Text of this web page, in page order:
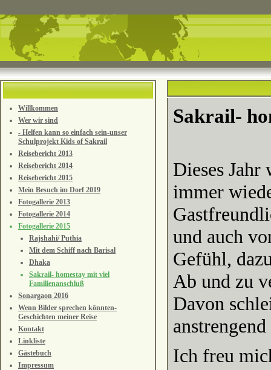
Willkommen
Wer wir sind
- Helfen kann so einfach sein-unser
Schulprojekt Kids of Sakrail
Reisebericht 2013
Reisebericht 2014
Reisebericht 2015
Mein Besuch im Dorf 2019
Fotogallerie 2013
Fotogallerie 2014
Fotogallerie 2015
Rajshahi/ Puthia
Mit dem Schiff nach Barisal
Dhaka
Sakrail- homestay mit viel
Familienanschluß
Sonargaon 2016
Wenn Bilder sprechen könnten-
Geschichten meiner Reise
Kontakt
Linkliste
Gästebuch
Impressum
Sakrail-
Dieses
immer
und auch
Gefühl,
Ab und zu
Davon
Ich freu